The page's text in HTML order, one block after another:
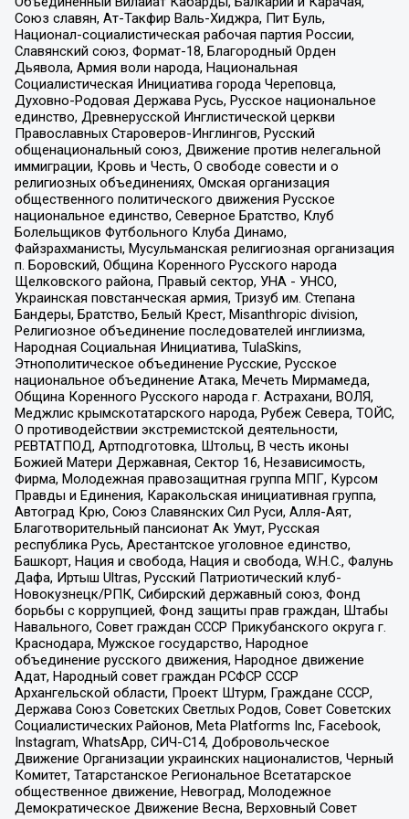
Союз славян, Ат-Такфир Валь-Хиджра, Пит Буль,
Национал-социалистическая рабочая партия России,
Славянский союз, Формат-18, Благородный Орден
Дьявола, Армия воли народа, Национальная
Социалистическая Инициатива города Череповца,
Духовно-Родовая Держава Русь, Русское национальное
единство, Древнерусской Инглистической церкви
Православных Староверов-Инглингов, Русский
общенациональный союз, Движение против нелегальной
иммиграции, Кровь и Честь, О свободе совести и о
религиозных объединениях, Омская организация
общественного политического движения Русское
национальное единство, Северное Братство, Клуб
Болельщиков Футбольного Клуба Динамо,
Файзрахманисты, Мусульманская религиозная организация
п. Боровский, Община Коренного Русского народа
Щелковского района, Правый сектор, УНА - УНСО,
Украинская повстанческая армия, Тризуб им. Степана
Бандеры, Братство, Белый Крест, Misanthropic division,
Религиозное объединение последователей инглиизма,
Народная Социальная Инициатива, TulaSkins,
Этнополитическое объединение Русские, Русское
национальное объединение Атака, Мечеть Мирмамеда,
Община Коренного Русского народа г. Астрахани, ВОЛЯ,
Меджлис крымскотатарского народа, Рубеж Севера, ТОЙС,
О противодействии экстремистской деятельности,
РЕВТАТПОД, Артподготовка, Штольц, В честь иконы
Божией Матери Державная, Сектор 16, Независимость,
Фирма, Молодежная правозащитная группа МПГ, Курсом
Правды и Единения, Каракольская инициативная группа,
Автоград Крю, Союз Славянских Сил Руси, Алля-Аят,
Благотворительный пансионат Ак Умут, Русская
республика Русь, Арестантское уголовное единство,
Башкорт, Нация и свобода, Нация и свобода, W.H.С., Фалунь
Дафа, Иртыш Ultras, Русский Патриотический клуб-
Новокузнецк/РПК, Сибирский державный союз, Фонд
борьбы с коррупцией, Фонд защиты прав граждан, Штабы
Навального, Совет граждан СССР Прикубанского округа г.
Краснодара, Мужское государство, Народное
объединение русского движения, Народное движение
Адат, Народный совет граждан РСФСР СССР
Архангельской области, Проект Штурм, Граждане СССР,
Держава Союз Советских Светлых Родов, Совет Советских
Социалистических Районов, Meta Platforms Inc, Facebook,
Instagram, WhatsApp, СИЧ-С14, Добровольческое
Движение Организации украинских националистов, Черный
Комитет, Татарстанское Региональное Всетатарское
общественное движение, Невоград, Молодежное
Демократическое Движение Весна, Верховный Совет